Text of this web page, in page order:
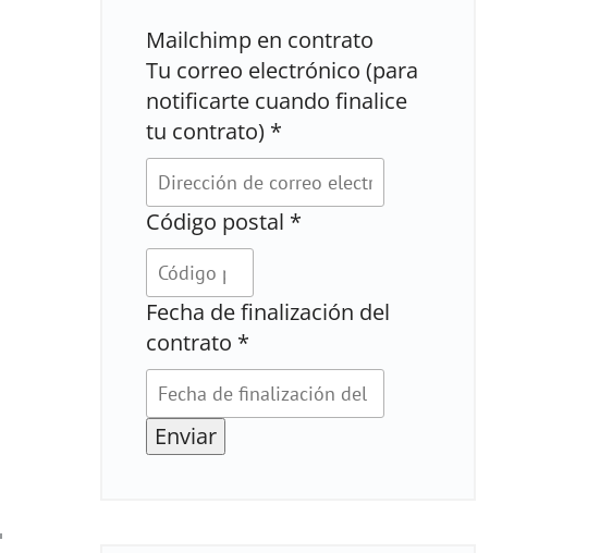
Mailchimp en contrato
Tu correo electrónico (para
notificarte cuando finalice
tu contrato) *
Código postal *
Fecha de finalización del
contrato *
Enviar